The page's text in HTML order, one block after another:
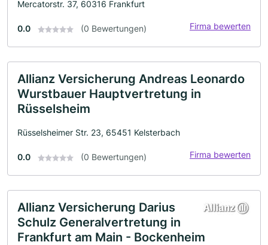
Mercatorstr. 37, 60316 Frankfurt
0.0 (0 Bewertungen) Firma bewerten
Allianz Versicherung Andreas Leonardo
Wurstbauer Hauptvertretung in
Rüsselsheim
Rüsselsheimer Str. 23, 65451 Kelsterbach
0.0 (0 Bewertungen) Firma bewerten
Allianz Versicherung Darius
Schulz Generalvertretung in
Frankfurt am Main - Bockenheim